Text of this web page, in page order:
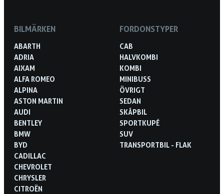
BILMÄRKEN
ABARTH
ADRIA
AIXAM
ALFA ROMEO
ALPINA
ASTON MARTIN
AUDI
BENTLEY
BMW
BYD
CADILLAC
CHEVROLET
CHRYSLER
CITROËN
FORDONSTYPER
CAB
HALVKOMBI
KOMBI
MINIBUSS
ÖVRIGT
SEDAN
SKÅPBIL
SPORTKUPÉ
SUV
TRANSPORTBIL - FLAK